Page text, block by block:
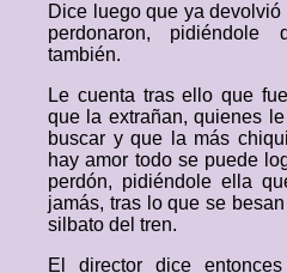
Dice luego que ya
perdonaron,
también.
Le cuenta tras ello que
que la extrañan, quienes
buscar y que la más
hay amor todo se puede
perdón, pidiéndole ella
jamás, tras lo que se
silbato del tren.
El director dice